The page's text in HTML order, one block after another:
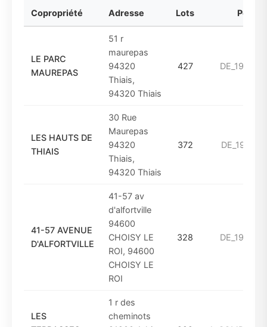
Copropriété Adresse Lots
LE PARC
MAUREPAS
51 r
maurepas
94320
Thiais,
94320 Thiais
427
LES HAUTS DE
THIAIS
30 Rue
Maurepas
94320
Thiais,
94320 Thiais
372
41-57 AVENUE
D'ALFORTVILLE
41-57 av
d'alfortville
94600
CHOISY LE
ROI, 94600
CHOISY LE
ROI
328
LES
1 r des
cheminots